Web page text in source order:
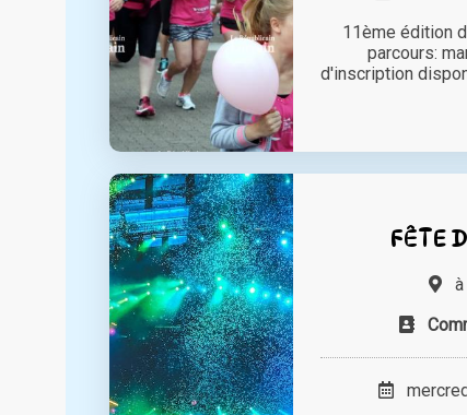
11ème édition
parcours:
d'inscription
FÊTE
à